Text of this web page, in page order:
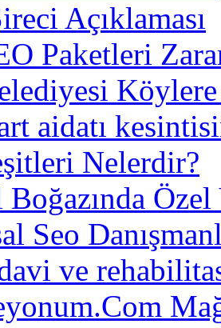
Açıklaması
Paketleri
aidatı
Nelerdir?
Seo
ve